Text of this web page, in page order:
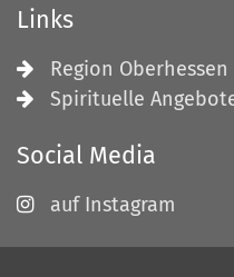
Links
Region Oberhessen
Spirituelle
Social Media
auf Instagram